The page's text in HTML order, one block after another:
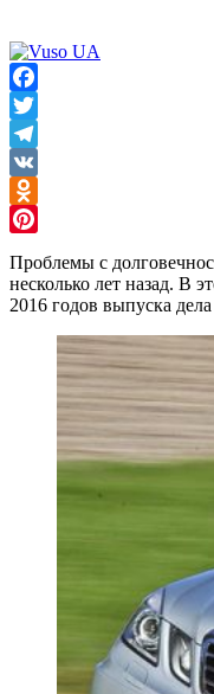
Facebook
Twitter
Telegram
VK
Odnoklassniki
Проблемы с
несколько лет назад. В
2016 годов выпуска